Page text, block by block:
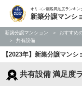
オリコン顧客満足度ランキン
新築分譲マンシ
新築分譲マンション おすすめ
共有設備
【2023年】新築分譲マン
共有設備 満足度